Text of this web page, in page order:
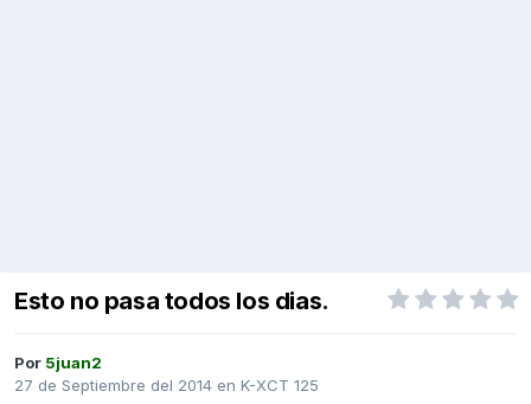
Esto no pasa todos los dias.
Por 5juan2
27 de Septiembre del 2014 en K-XCT 125